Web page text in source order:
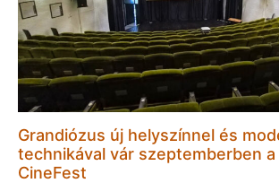
Grandiózus új helyszínnel és
technikával vár szeptemberben
CineFest